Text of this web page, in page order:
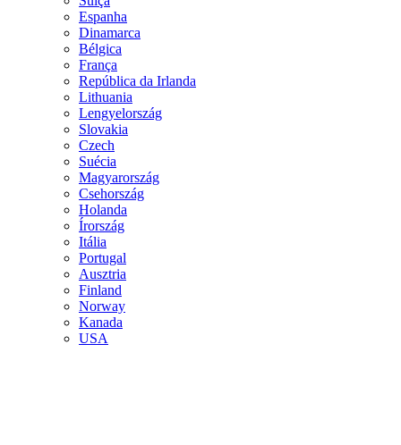
Espanha
Dinamarca
Bélgica
França
República da Irlanda
Lithuania
Lengyelország
Slovakia
Czech
Suécia
Magyarország
Csehország
Holanda
Írország
Itália
Portugal
Ausztria
Finland
Norway
Kanada
USA